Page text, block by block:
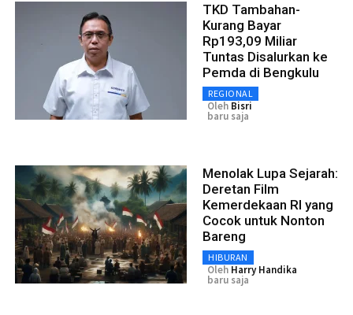
TKD Tambahan-
Kurang Bayar
Rp193,09 Miliar
Tuntas Disalurkan ke
Pemda di Bengkulu
REGIONAL
Oleh Bisri
baru saja
Menolak Lupa Sejarah:
Deretan Film
Kemerdekaan RI yang
Cocok untuk Nonton
Bareng
HIBURAN
Oleh Harry Handika
baru saja